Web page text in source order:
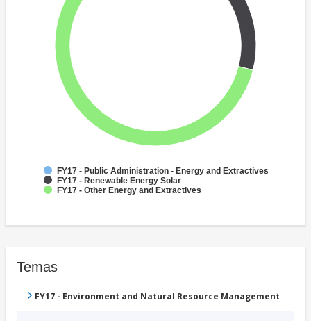
FY17 - Public Administration - Energy and Extractives
FY17 - Renewable Energy Solar
FY17 - Other Energy and Extractives
Temas
FY17 - Environment and Natural Resource Management